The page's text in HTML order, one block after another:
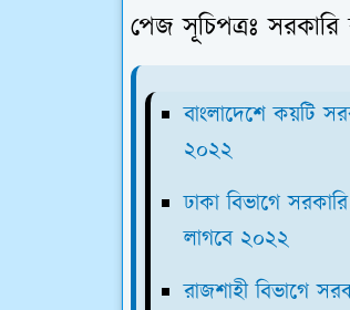
পেজ সূচিপত্রঃ
বাংলাদেশে কয়টি
২০২২
ঢাকা বিভাগে
লাগবে ২০২২
রাজশাহী বিভাগে